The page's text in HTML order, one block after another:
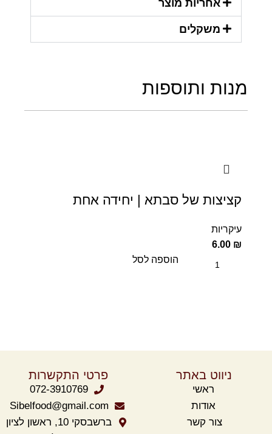
אחריות מוצר
משקלים
מנות ותוספות
קציצות של סבתא | יחידה אחת
עיקריות
6.00 ₪
הוספה לסל
ניווט באתר
ראשי
אודות
צור קשר
פרטי התקשרות
072-3910769
Sibelfood@gmail.com
ברשבסקי 10, ראשון לציון